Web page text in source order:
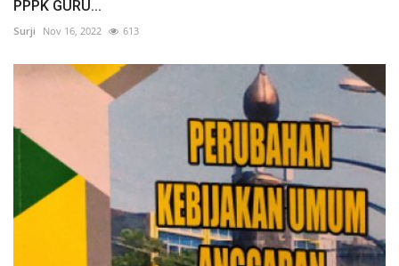
PPPK GURU...
Surji Nov 16, 2022 613